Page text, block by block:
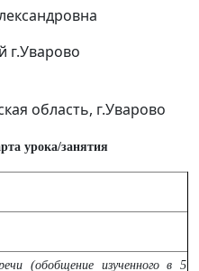
г.Уварово
область, г.Уварово
урока/занятия
(обобщение изученного в 5